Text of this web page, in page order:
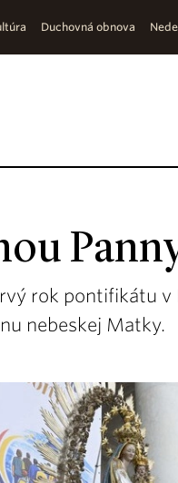
Duchovná obnova
rok pontifikátu v
nebeskej Matky.